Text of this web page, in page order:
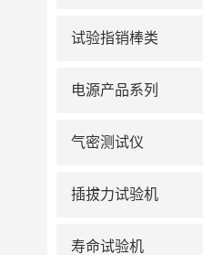
试验指销棒类
电源产品系列
气密测试仪
插拔力试验机
寿命试验机